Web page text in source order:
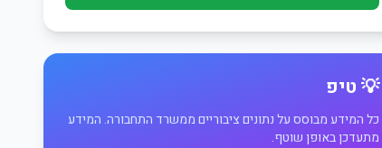
💡 טיפ
כל המידע מבוסס על נתונים ציבוריים ממשרד התחבורה. המידע
מתעדכן באופן שוטף.